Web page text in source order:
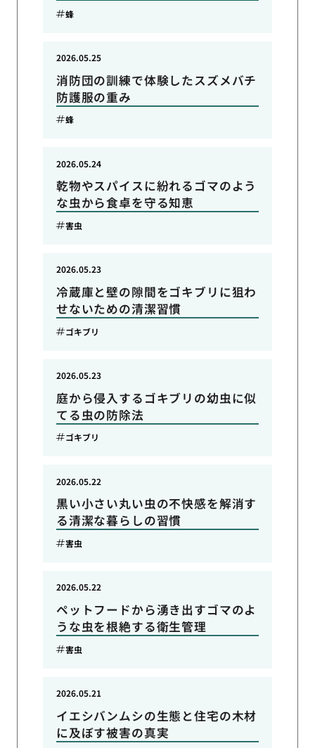
蜂
消防団の訓練で体験したスズメバチ
防護服の重み
2026.05.25
蜂
乾物やスパイスに紛れるゴマのよう
な虫から食卓を守る知恵
2026.05.24
害虫
冷蔵庫と壁の隙間をゴキブリに狙わ
せないための清潔習慣
2026.05.23
ゴキブリ
庭から侵入するゴキブリの幼虫に似
てる虫の防除法
2026.05.23
ゴキブリ
黒い小さい丸い虫の不快感を解消す
る清潔な暮らしの習慣
2026.05.22
害虫
ペットフードから湧き出すゴマのよ
うな虫を根絶する衛生管理
2026.05.22
害虫
イエシバンムシの生態と住宅の木材
に及ぼす被害の真実
2026.05.21